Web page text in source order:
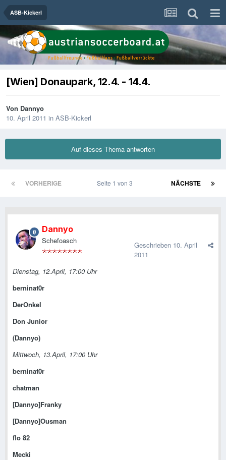
ASB-Kickerl
[Wien] Donaupark, 12.4. - 14.4.
Von Dannyo
10. April 2011 in ASB-Kickerl
Auf dieses Thema antworten
VORHERIGE NÄCHSTE
Seite 1 von 3
Dannyo
Schefoasch Geschrieben 10. April
2011
Dienstag, 12.April, 17:00 Uhr
berninat0r
DerOnkel
Don Junior
(Dannyo)
Mittwoch, 13.April, 17:00 Uhr
berninat0r
chatman
[Dannyo]Franky
[Dannyo]Ousman
flo 82
Mecki